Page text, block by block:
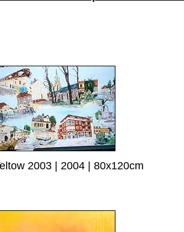
2003 | 2004 | 80x120cm